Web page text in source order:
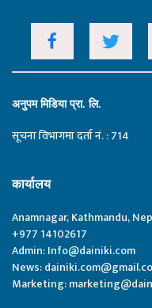
अनुपम मिडिया प्रा. लि.
सूचना विभागमा दर्ता नं. : 714
कार्यालय
Anamnagar, Kathmandu,
+977 14102617
Admin:Info@dainiki.com
News:
Marketing: